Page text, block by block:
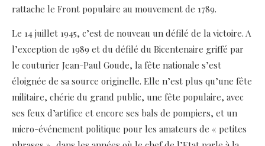
rattache le Front populaire au mouvement de 1789.
Le 14 juillet 1945, c’est de nouveau un défilé de la victoire. A
l’exception de 1989 et du défilé du Bicentenaire griffé par
le couturier Jean-Paul Goude, la fête nationale s’est
éloignée de sa source originelle. Elle n’est plus qu’une fête
militaire, chérie du grand public, une fête populaire, avec
ses feux d’artifice et encore ses bals de pompiers, et un
micro-événement politique pour les amateurs de « petites